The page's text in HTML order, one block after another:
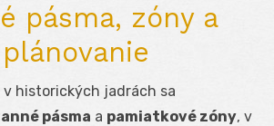
pásma, zóny a
v historických jadrách sa
pásma a pamiatkové zóny, v